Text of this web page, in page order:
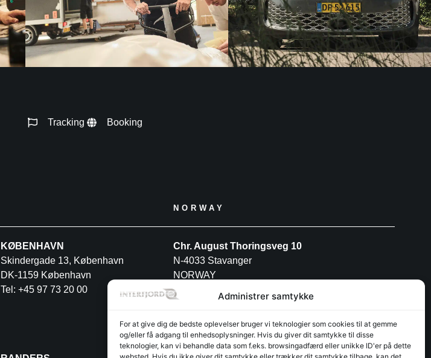
Administrer samtykke
For at give dig de bedste oplevelser bruger vi teknologier som cookies til at gemme
og/eller få adgang til enhedsoplysninger. Hvis du giver dit samtykke til disse
teknologier, kan vi behandle data som f.eks. browsingadfærd eller unikke ID'er på dette
Tracking Booking
KØBENHAVN
Skindergade 13, København
DK-1159 København
Tel: +45 97 73 20 00
NORWAY
Chr. August Thoringsveg 10
N-4033 Stavanger
NORWAY
Tel: +47 52 91 27 88
POLAND